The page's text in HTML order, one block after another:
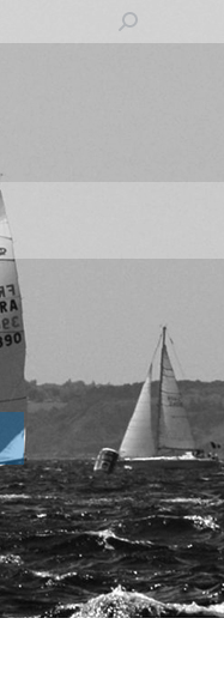
Recherche
: